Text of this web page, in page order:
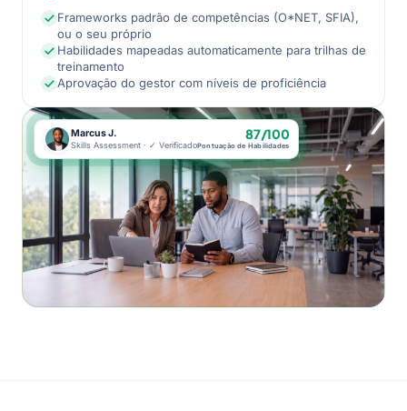
Frameworks padrão de competências (O*NET, SFIA),
ou o seu próprio
Habilidades mapeadas automaticamente para trilhas de
treinamento
Aprovação do gestor com níveis de proficiência
Marcus J.
Skills Assessment · ✓ Verificado
87/100
Pontuação de Habilidades